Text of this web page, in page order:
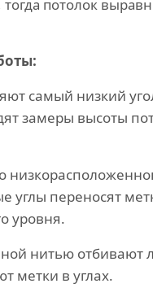
тогда потолок
самый низкий
замеры высоты
углы переносят
уровня.
нитью отбивают
метки в углах.